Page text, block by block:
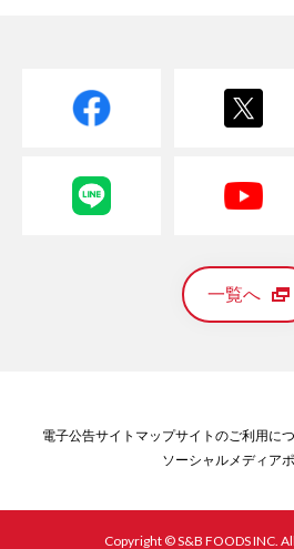
一覧へ
電子公告サイトマップサイトのご利用に
ソーシャルメディア
Copyright © S&B FOODS INC.